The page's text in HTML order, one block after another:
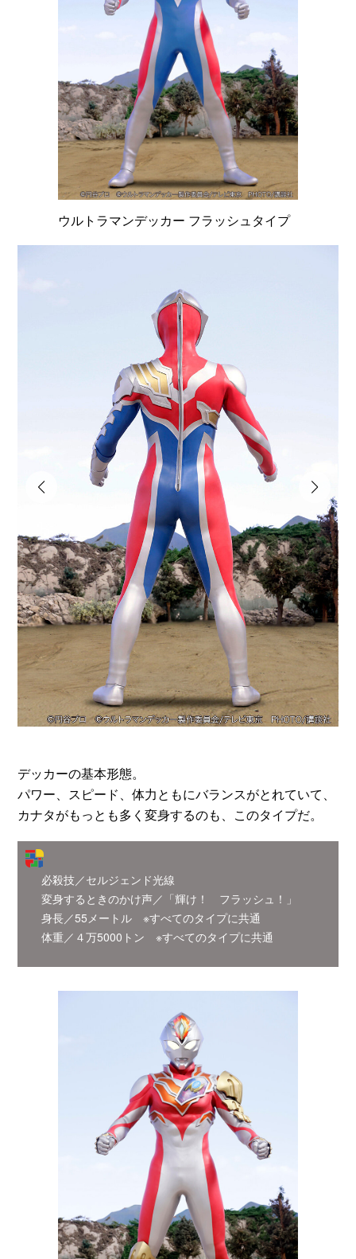
ウルトラマンデッカー フラッシュタイプ
デッカーの基本形態。
パワー、スピード、体力ともにバランスがとれていて、
カナタがもっとも多く変身するのも、このタイプだ。
必殺技／セルジェンド光線
変身するときのかけ声／「輝け！ フラッシュ！」
身長／55メートル ※すべてのタイプに共通
体重／４万5000トン ※すべてのタイプに共通